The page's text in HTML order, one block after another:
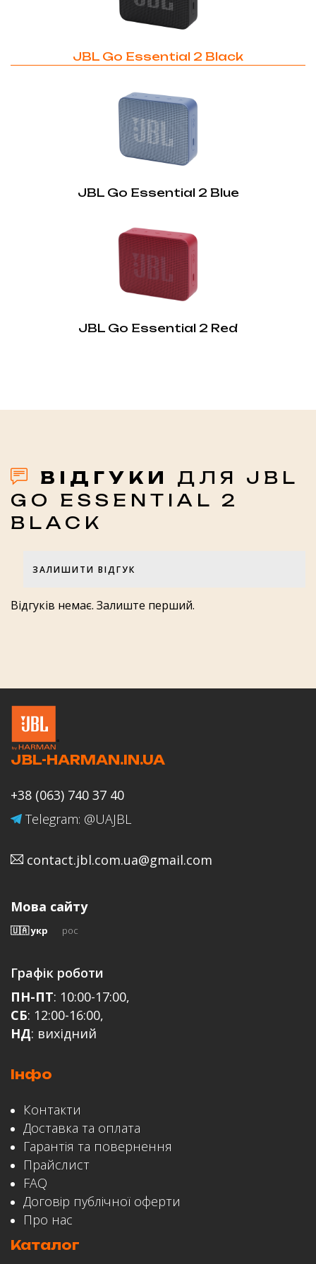
JBL Go Essential 2 Black
JBL Go Essential 2 Blue
JBL Go Essential 2 Red
ВІДГУКИ
ДЛЯ JBL
GO ESSENTIAL 2
BLACK
ЗАЛИШИТИ ВІДГУК
Email
Відгук
Відгуків немає. Залиште перший.
JBL-HARMAN.IN.UA
+38 (063) 740 37 40
Telegram: @UAJBL
contact.jbl.com.ua@gmail.com
Мова сайту
🇺🇦 укр рос
Графік роботи
ПН-ПТ: 10:00-17:00,
СБ: 12:00-16:00,
НД: вихідний
Інфо
Контакти
Доставка та оплата
Гарантія та повернення
Прайслист
FAQ
Договір публічної оферти
Про нас
Каталог